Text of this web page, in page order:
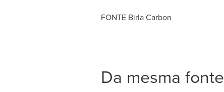
FONTE Birla Carbon
Da mesma fonte